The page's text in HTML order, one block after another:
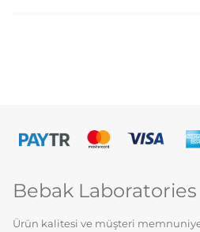
Bebak Laboratories
Ürün kalitesi ve müşteri